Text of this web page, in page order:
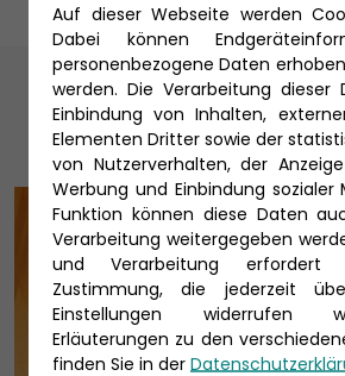
Unsere
Auf dieser Webseite werden
Dabei können
personenbezogene Daten
werden. Die Verarbeitung
Einbindung von Inhalten,
Elementen Dritter sowie der
von Nutzerverhalten, der
Werbung und Einbindung sozialer
Funktion können diese Daten
Verarbeitung weitergegeben
und Verarbeitung erfordert
Zustimmung, die jederzeit
Einstellungen widerrufen
Erläuterungen zu den
finden Sie in der